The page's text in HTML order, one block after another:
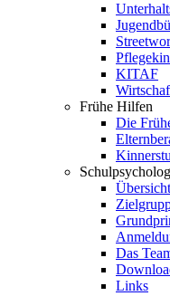
KITAF
Frühe Hilfen
Die
Übersicht
Das
Links